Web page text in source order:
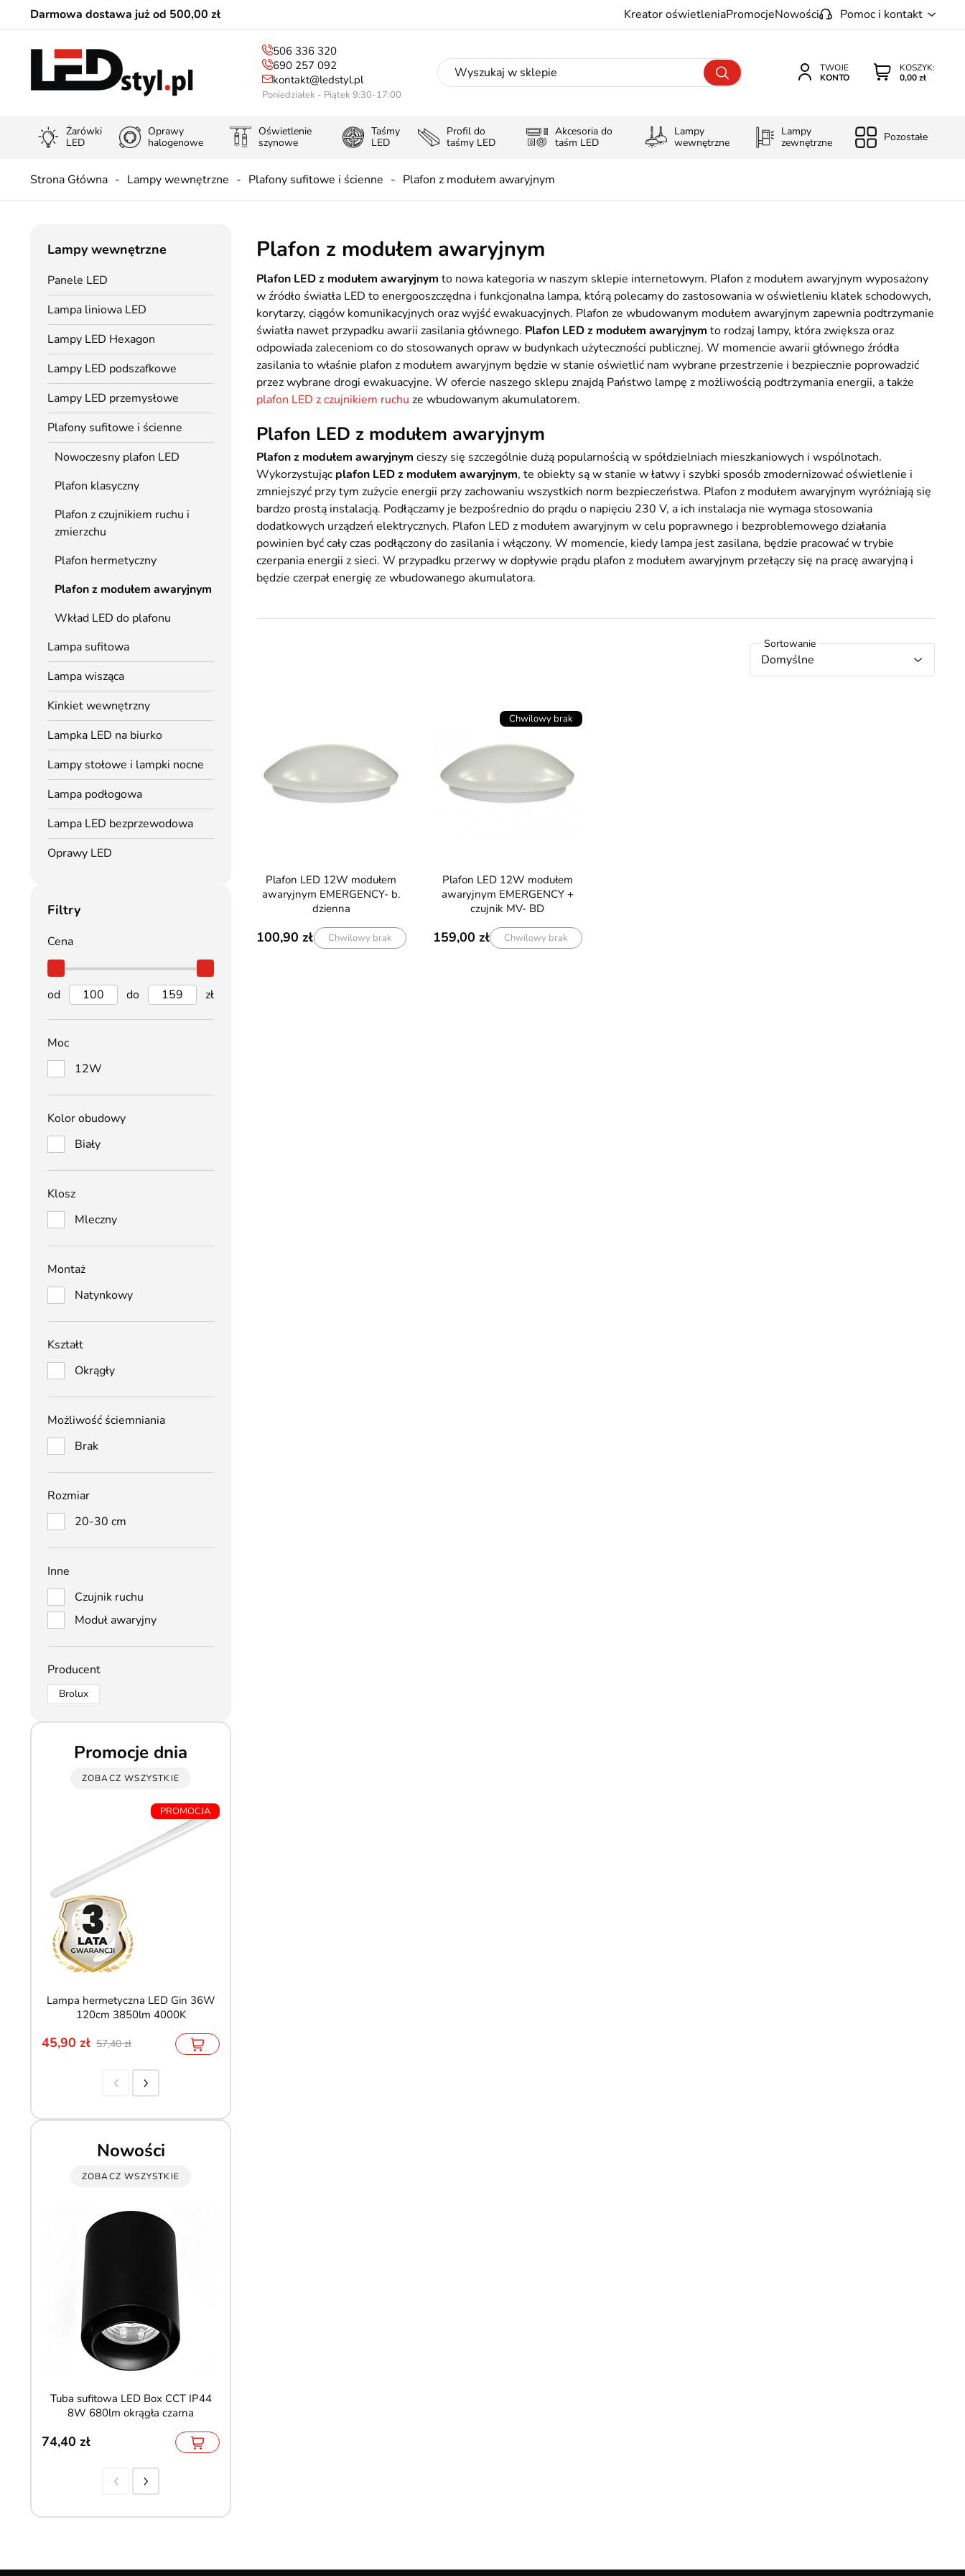
Darmowa dostawa już od 500,00 zł Kreator oświetleniaPromocjeNowości Pomoc i kontakt
KOSZYK:
0,00 zł
TWOJE
KONTO
506 336 320
690 257 092
kontakt@ledstyl.pl
Poniedziałek - Piątek 9:30-17:00
Żarówki
LED
Oprawy
halogenowe
Oświetlenie
szynowe
Taśmy
LED
Profil do
taśmy LED
Akcesoria do
taśm LED
Lampy
wewnętrzne
Lampy
zewnętrzne
Pozostałe
Strona Główna Lampy wewnętrzne Plafony sufitowe i ścienne Plafon z modułem awaryjnym
Lampy wewnętrzne
Panele LED
Lampa liniowa LED
Lampy LED Hexagon
Lampy LED podszafkowe
Lampy LED przemysłowe
Plafony sufitowe i ścienne
Nowoczesny plafon LED
Plafon klasyczny
Plafon z czujnikiem ruchu i
zmierzchu
Plafon hermetyczny
Plafon z modułem awaryjnym
Wkład LED do plafonu
Lampa sufitowa
Lampa wisząca
Kinkiet wewnętrzny
Lampka LED na biurko
Lampy stołowe i lampki nocne
Lampa podłogowa
Lampa LED bezprzewodowa
Oprawy LED
Filtry
Cena
od do zł
Moc
12W
Kolor obudowy
Biały
Klosz
Mleczny
Montaż
Natynkowy
Kształt
Okrągły
Możliwość ściemniania
Brak
Rozmiar
20-30 cm
Inne
Czujnik ruchu
Moduł awaryjny
Producent
Brolux
Promocje dnia
ZOBACZ WSZYSTKIE
PROMOCJA
Lampa hermetyczna LED Gin 36W
120cm 3850lm 4000K
45,90 57,40
Nowości
ZOBACZ WSZYSTKIE
Tuba sufitowa LED Box CCT IP44
8W 680lm okrągła czarna
74,40
Plafon z modułem awaryjnym
Plafon LED z modułem awaryjnym to nowa kategoria w naszym sklepie internetowym. Plafon z modułem awaryjnym wyposażony
w źródło światła LED to energooszczędna i funkcjonalna lampa, którą polecamy do zastosowania w oświetleniu klatek schodowych,
korytarzy, ciągów komunikacyjnych oraz wyjść ewakuacyjnych. Plafon ze wbudowanym modułem awaryjnym zapewnia podtrzymanie
światła nawet przypadku awarii zasilania głównego. Plafon LED z modułem awaryjnym to rodzaj lampy, która zwiększa oraz
odpowiada zaleceniom co do stosowanych opraw w budynkach użyteczności publicznej. W momencie awarii głównego źródła
zasilania to właśnie plafon z modułem awaryjnym będzie w stanie oświetlić nam wybrane przestrzenie i bezpiecznie poprowadzić
przez wybrane drogi ewakuacyjne. W ofercie naszego sklepu znajdą Państwo lampę z możliwością podtrzymania energii, a także
plafon LED z czujnikiem ruchu ze wbudowanym akumulatorem.
Plafon LED z modułem awaryjnym
Plafon z modułem awaryjnym cieszy się szczególnie dużą popularnością w spółdzielniach mieszkaniowych i wspólnotach.
Wykorzystując plafon LED z modułem awaryjnym, te obiekty są w stanie w łatwy i szybki sposób zmodernizować oświetlenie i
zmniejszyć przy tym zużycie energii przy zachowaniu wszystkich norm bezpieczeństwa. Plafon z modułem awaryjnym wyróżniają się
bardzo prostą instalacją. Podłączamy je bezpośrednio do prądu o napięciu 230 V, a ich instalacja nie wymaga stosowania
dodatkowych urządzeń elektrycznych. Plafon LED z modułem awaryjnym w celu poprawnego i bezproblemowego działania
powinien być cały czas podłączony do zasilania i włączony. W momencie, kiedy lampa jest zasilana, będzie pracować w trybie
czerpania energii z sieci. W przypadku przerwy w dopływie prądu plafon z modułem awaryjnym przełączy się na pracę awaryjną i
będzie czerpał energię ze wbudowanego akumulatora.
Domyślne
Plafon LED 12W modułem
awaryjnym EMERGENCY- b.
dzienna
100,90 Chwilowy brak
Chwilowy brak
Plafon LED 12W modułem
awaryjnym EMERGENCY +
czujnik MV- BD
159,00 Chwilowy brak